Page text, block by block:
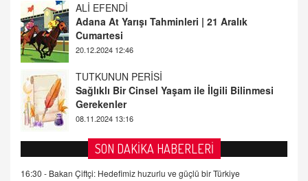
TUTKUNUN PERİSİ
Sağlıklı Bir Cinsel Yaşam ile İlgili Bilinmesi
Gerekenler
08.11.2024 13:16
FARUK ÖNALAN
Tezkere Onaylanmasaydı…
2 Kasım 2021 Salı 00:11
AV. DOĞAN CAN DOĞAN
Kişisel verilerin korunması ve dijital hukukun
gelişimi
SON DAKİKA HABERLERİ
16:30 - Bakan Çiftçi: Hedefimiz huzurlu ve güçlü bir Türkiye